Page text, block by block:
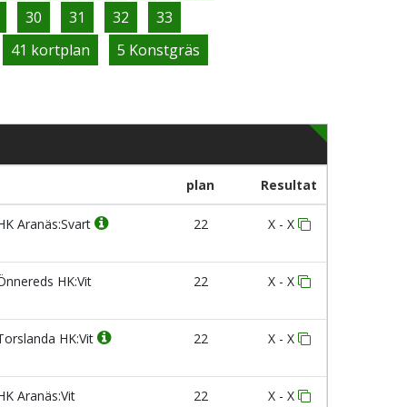
30 31 32
33
41 kortplan
5 Konstgräs
plan Resultat
Aranäs:Svart 22 X - X
HK:Vit 22 X - X
HK:Vit 22 X - X
Aranäs:Vit 22 X - X